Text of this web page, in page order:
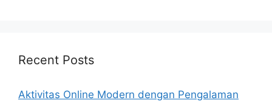
Recent Posts
Aktivitas Online Modern dengan Pengalaman